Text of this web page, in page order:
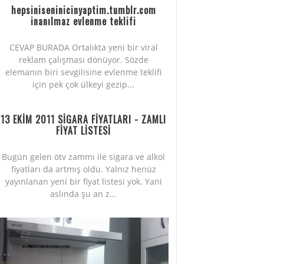
hepsiniseninicinyaptim.tumblr.com
inanılmaz evlenme teklifi
CEVAP BURADA Ortalıkta yeni bir viral
reklam çalışması dönüyor. Sözde
elemanın biri sevgilisine evlenme teklifi
için pek çok ülkeyi gezip...
13 EKİM 2011 SİGARA FİYATLARI - ZAMLI
FİYAT LİSTESİ
Bugün gelen ötv zammı ile sigara ve alkol
fiyatları da artmış oldu. Yalnız henüz
yayınlanan yeni bir fiyat listesi yok. Yani
aslında şu an z...